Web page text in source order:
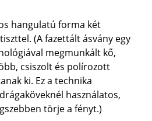
hangulatú forma két
(A fazettált ásvány egy
megmunkált kő,
csiszolt és polírozott
ki. Ez a technika
használatos,
törje a fényt.)